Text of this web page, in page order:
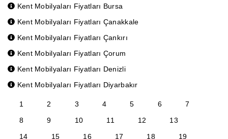
Kent Mobilyaları Fiyatları Bursa
Kent Mobilyaları Fiyatları Çanakkale
Kent Mobilyaları Fiyatları Çankırı
Kent Mobilyaları Fiyatları Çorum
Kent Mobilyaları Fiyatları Denizli
Kent Mobilyaları Fiyatları Diyarbakır
1 2 3 4 5 6
7
8
9 10 11 12
13
14
15 16 17 18
19